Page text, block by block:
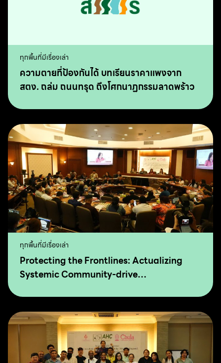
ทุกพื้นที่มีเรื่องเล่า
ความตายที่ป้องกันได้ บทเรียนราคาแพงจาก
สตง. ถล่ม ถนนทรุด ถึงโศกนาฏกรรมลาดพร้าว
ทุกพื้นที่มีเรื่องเล่า
Protecting the Frontlines: Actualizing
Systemic Community-drive